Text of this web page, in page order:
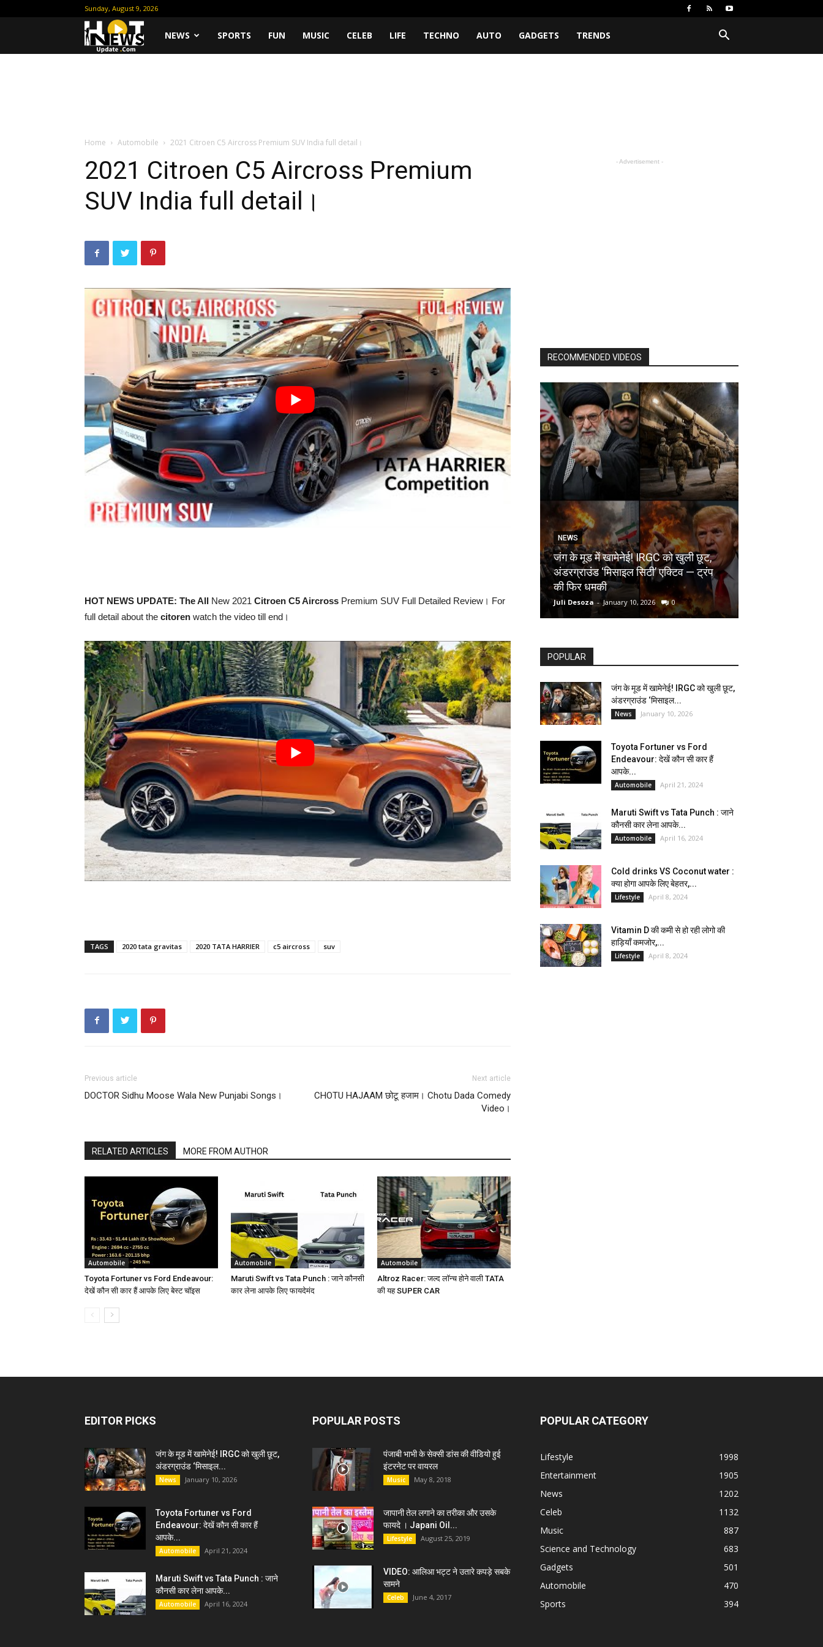
Sunday, August 9, 2026
HotNEWS SPORTS FUN MUSIC CELEB LIFE TECHNO AUTO GADGETS TRENDS
Home Automobile 2021 Citroen C5 Aircross Premium SUV India full detail।
2021 Citroen C5 Aircross Premium
SUV India full detail।
HOT NEWS UPDATE: The All New 2021 Citroen C5 Aircross Premium SUV Full Detailed Review। For
full detail about the citoren watch the video till end।
TAGS 2020 tata gravitas 2020 TATA HARRIER c5 aircross suv
Previous article
DOCTOR Sidhu Moose Wala New Punjabi Songs।
Next article
CHOTU HAJAAM छोटू हजाम। Chotu Dada Comedy
Video।
RELATED ARTICLES MORE FROM AUTHOR
Automobile
Toyota Fortuner vs Ford Endeavour:
देखें कौन सी कार हैं आपके लिए बेस्ट चॉइस
Automobile
Maruti Swift vs Tata Punch : जाने कौनसी
कार लेना आपके लिए फायदेमंद
Automobile
Altroz Racer: जल्द लॉन्च होने वाली TATA
की यह SUPER CAR
- Advertisement -
RECOMMENDED VIDEOS
NEWS
जंग के मूड में खामेनेई! IRGC को खुली छूट,
अंडरग्राउंड ‘मिसाइल सिटी’ एक्टिव — ट्रंप
की फिर धमकी
Juli Desoza - January 10, 2026 0
POPULAR
जंग के मूड में खामेनेई! IRGC को खुली छूट,
अंडरग्राउंड ‘मिसाइल...
News January 10, 2026
Toyota Fortuner vs Ford
Endeavour: देखें कौन सी कार हैं
आपके...
Automobile April 21, 2024
Maruti Swift vs Tata Punch : जाने
कौनसी कार लेना आपके...
Automobile April 16, 2024
Cold drinks VS Coconut water :
क्या होगा आपके लिए बेहतर,...
Lifestyle April 8, 2024
Vitamin D की कमी से हो रही लोगो की
हाड़ियाँ कमजोर,...
Lifestyle April 8, 2024
EDITOR PICKS
जंग के मूड में खामेनेई! IRGC को खुली छूट,
अंडरग्राउंड ‘मिसाइल...
News January 10, 2026
Toyota Fortuner vs Ford
Endeavour: देखें कौन सी कार हैं
आपके...
Automobile April 21, 2024
Maruti Swift vs Tata Punch : जाने
कौनसी कार लेना आपके...
Automobile April 16, 2024
POPULAR POSTS
पंजाबी भाभी के सेक्सी डांस की वीडियो हुई
इंटरनेट पर वायरल
Music May 8, 2018
जापानी तेल लगाने का तरीका और उसके
फायदे । Japani Oil...
Lifestyle August 25, 2019
VIDEO: आलिआ भट्ट ने उतारे कपड़े सबके
सामने
Celeb June 4, 2017
POPULAR CATEGORY
Lifestyle
1998
Entertainment
1905
News
1202
Celeb
1132
Music
887
Science and Technology
683
Gadgets
501
Automobile
470
Sports
394